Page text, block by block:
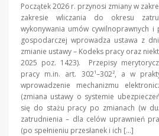
Początek 2026 r. przynosi zmiany w
zakresie wliczania do okresu
wykonywania umów cywilnoprawnych i
gospodarczej wprowadza ustawa z
zmianie ustawy – Kodeks pracy oraz
2025 poz. 1423). Przepisy
pracy m.in. art. 302¹–302², a w
wprowadzenie mechanizmu
(zmiana ustawy o systemie
się do stażu pracy po zmianach (w
zatrudnienia – dla celów uprawnień
(po spełnieniu przesłanek i ich […]